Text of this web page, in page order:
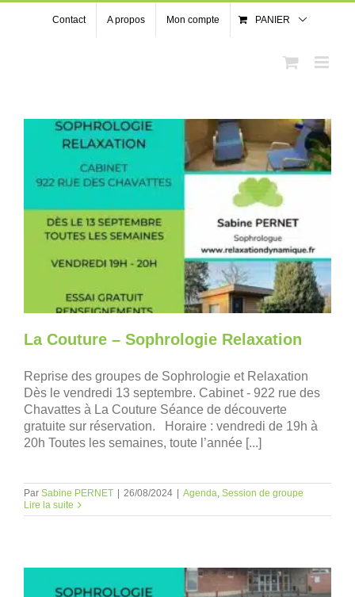
Contact A propos Mon compte PANIER
La Couture – Sophrologie Relaxation
Reprise des groupes de Sophrologie et Relaxation
Dès le vendredi 13 septembre. Cabinet - 922 rue des
Chavattes à La Couture Séance de découverte
gratuite sur réservation. Horaire : vendredi de 19h à
20h Toutes les semaines, toute l’année [...]
Par Sabine PERNET 26/08/2024 Agenda, Session de groupe
Lire la suite